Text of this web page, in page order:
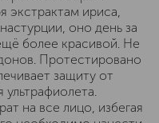
экстрактам ириса,
оно день за
более красивой. Не
Протестировано
защиту от
ультрафиолета.
на все лицо, избегая